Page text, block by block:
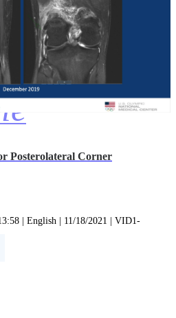
Posterolateral Corner
| English | 11/18/2021 | VID1-